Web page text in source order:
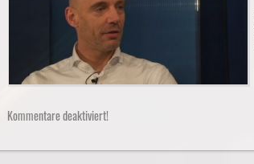
Kommentare deaktiviert!